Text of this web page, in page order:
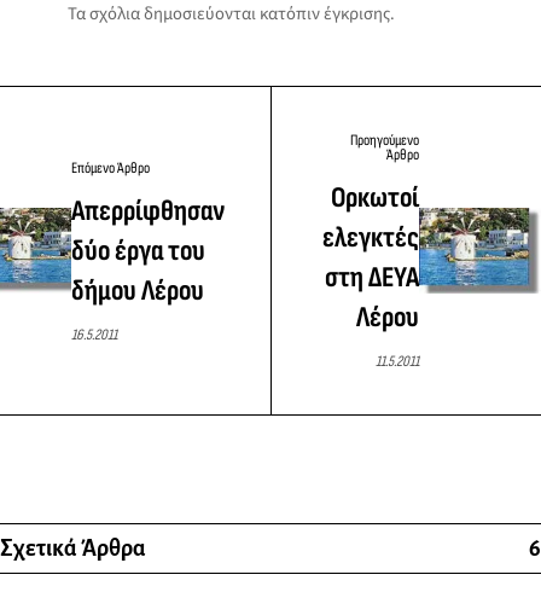
Τα σχόλια δημοσιεύονται κατόπιν έγκρισης.
Επόμενο Άρθρο
Απερρίφθησαν
δύο έργα του
δήμου Λέρου
16.5.2011
Προηγούμενο
Άρθρο
Ορκωτοί
ελεγκτές
στη ΔΕΥΑ
Λέρου
11.5.2011
Σχετικά Άρθρα 6